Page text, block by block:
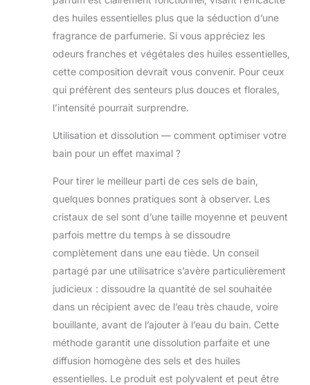
des huiles essentielles plus que la séduction d’une
fragrance de parfumerie. Si vous appréciez les
odeurs franches et végétales des huiles essentielles,
cette composition devrait vous convenir. Pour ceux
qui préfèrent des senteurs plus douces et florales,
l’intensité pourrait surprendre.
Utilisation et dissolution — comment optimiser votre
bain pour un effet maximal ?
Pour tirer le meilleur parti de ces sels de bain,
quelques bonnes pratiques sont à observer. Les
cristaux de sel sont d’une taille moyenne et peuvent
parfois mettre du temps à se dissoudre
complètement dans une eau tiède. Un conseil
partagé par une utilisatrice s’avère particulièrement
judicieux : dissoudre la quantité de sel souhaitée
dans un récipient avec de l’eau très chaude, voire
bouillante, avant de l’ajouter à l’eau du bain. Cette
méthode garantit une dissolution parfaite et une
diffusion homogène des sels et des huiles
essentielles. Le produit est polyvalent et peut être